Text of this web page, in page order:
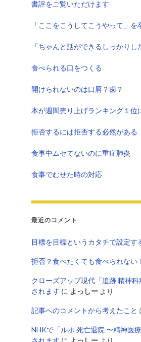
書評をご覧いただけます
「ここをこうしてこうやって」を
「ちゃんと話ができるしっかりし
食べられる口をつくる
開けられないのは口唇？歯？
本が週間売り上げランキング１位
拒否するには拒否する必然がある
食事中ムセてないのに重症肺炎
食事でむせた時の対応
最近のコメント
目標を目標というカタチで設定す
拒否？食べたくても食べられない！
クローズアップ現代「追跡 精神
されます に よっしー より
記事へのコメントから考えたこと
NHKで「ルポ 死亡退院 〜精神医
されます に よっしー より